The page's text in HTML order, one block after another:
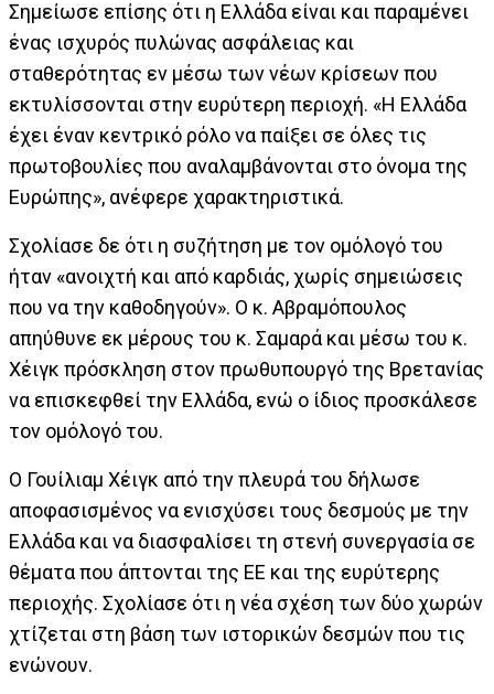
Σημείωσε επίσης ότι η Ελλάδα είναι και παραμένει
ένας ισχυρός πυλώνας ασφάλειας και
σταθερότητας εν μέσω των νέων κρίσεων που
εκτυλίσσονται στην ευρύτερη περιοχή. «Η Ελλάδα
έχει έναν κεντρικό ρόλο να παίξει σε όλες τις
πρωτοβουλίες που αναλαμβάνονται στο όνομα της
Ευρώπης», ανέφερε χαρακτηριστικά.
Σχολίασε δε ότι η συζήτηση με τον ομόλογό του
ήταν «ανοιχτή και από καρδιάς, χωρίς σημειώσεις
που να την καθοδηγούν». Ο κ. Αβραμόπουλος
απηύθυνε εκ μέρους του κ. Σαμαρά και μέσω του κ.
Χέιγκ πρόσκληση στον πρωθυπουργό της Βρετανίας
να επισκεφθεί την Ελλάδα, ενώ ο ίδιος προσκάλεσε
τον ομόλογό του.
Ο Γουίλιαμ Χέιγκ από την πλευρά του δήλωσε
αποφασισμένος να ενισχύσει τους δεσμούς με την
Ελλάδα και να διασφαλίσει τη στενή συνεργασία σε
θέματα που άπτονται της ΕΕ και της ευρύτερης
περιοχής. Σχολίασε ότι η νέα σχέση των δύο χωρών
χτίζεται στη βάση των ιστορικών δεσμών που τις
ενώνουν.